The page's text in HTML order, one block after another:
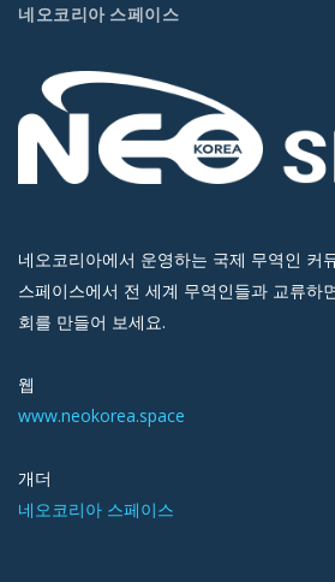
네오코리아 스페이스
네오코리아에서 운영하는 국제 무역인 커
스페이스에서 전 세계 무역인들과 교류하
회를 만들어 보세요.
웹
www.neokorea.space
개더
네오코리아 스페이스